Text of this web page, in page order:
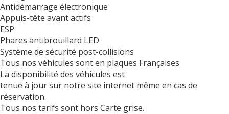
Antidémarrage électronique
Appuis-tête avant actifs
ESP
Phares antibrouillard LED
Système de sécurité post-collisions
Tous nos véhicules sont en plaques Françaises
La disponibilité des véhicules est
tenue à jour sur notre site internet même en cas de
réservation.
Tous nos tarifs sont hors Carte grise.